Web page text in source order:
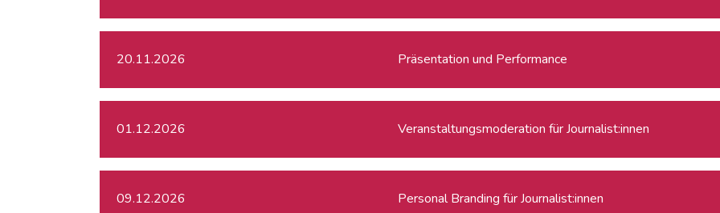
20.11.2026 Präsentation und Performance
01.12.2026 Veranstaltungsmoderation für Journalist:innen
09.12.2026 Personal Branding für Journalist:innen